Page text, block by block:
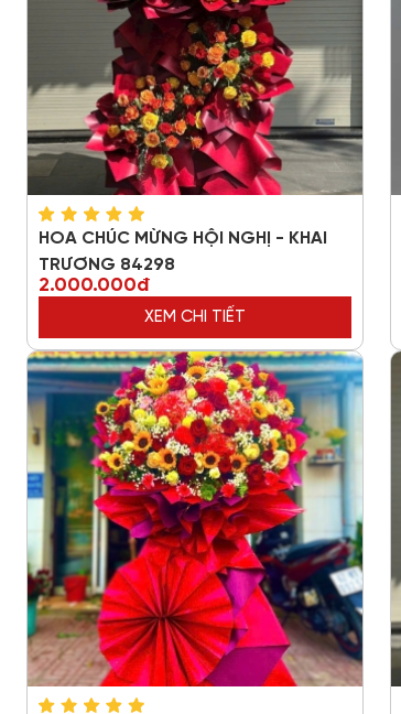
HOA CHÚC MỪNG HỘI NGHỊ - KHAI
TRƯƠNG 84298
2.000.000đ
XEM CHI TIẾT